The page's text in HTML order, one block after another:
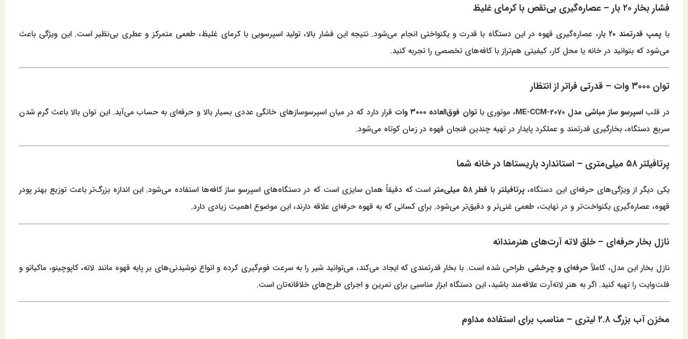
فشار بخار ۲۰ بار – عصاره‌گیری بی‌نقص با کرمای غلیظ
با پمپ قدرتمند ۲۰ بار
، عصاره‌گیری قهوه در این دستگاه با قدرت و یکنواختی انجام می‌شود. نتیجه این فشار بالا، تولید اسپرسویی با کرمای غلیظ، طعمی متمرکز و عطری بی‌نظیر است. این ویژگی باعث
می‌شود که بتوانید در خانه یا محل کار، کیفیتی هم‌تراز با کافه‌های تخصصی را تجربه کنید.
توان ۳۰۰۰ وات – قدرتی فراتر از انتظار
در قلب اسپرسو ساز مباشی مدل ME-CCM-2070 ، موتوری باتوان فوق‌العاده ۳۰۰۰ وات
قرار دارد که در میان اسپرسوسازهای خانگی عددی بسیار بالا و حرفه‌ای به حساب می‌آید. این توان بالا باعث گرم شدن
سریع دستگاه، بخارگیری قدرتمند و عملکرد پایدار در تهیه چندین فنجان قهوه در زمان کوتاه می‌شود.
پرتافیلتر ۵۸ میلی‌متری – استاندارد باریستاها در خانه شما
یکی دیگر از ویژگی‌های حرفه‌ای این دستگاه،پرتافیلتر با قطر ۵۸ میلی‌متر
است که دقیقاً همان سایزی است که در دستگاه‌های اسپرسو ساز کافه‌ها استفاده می‌شود. این اندازه بزرگ‌تر باعث توزیع بهتر پودر
قهوه، عصاره‌گیری یکنواخت‌تر و در نهایت، طعمی غنی‌تر و دقیق‌تر می‌شود. برای کسانی که به قهوه حرفه‌ای علاقه دارند، این موضوع اهمیت زیادی دارد.
نازل بخار حرفه‌ای – خلق لاته آرت‌های هنرمندانه
نازل بخار این مدل، کاملاً حرفه‌ای و چرخشی طراحی شده است. با بخار قدرتمندی که ایجاد می‌کند، می‌توانید شیر را به سرعت فوم‌گیری کرده و انواع نوشیدنی‌های بر پایه قهوه مانند لاته، کاپوچینو، ماکیاتو و
فلت‌وایت را تهیه کنید. اگر به هنر لاته‌آرت علاقه‌مند باشید، این دستگاه ابزار مناسبی برای تمرین و اجرای طرح‌های خلاقانه‌تان است.
مخزن آب بزرگ ۲.۸ لیتری – مناسب برای استفاده مداوم